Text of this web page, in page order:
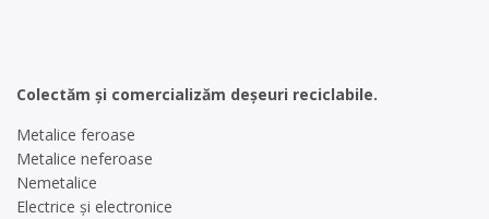
Colectăm și comercializăm deșeuri reciclabile.
Metalice feroase
Metalice neferoase
Nemetalice
Electrice și electronice